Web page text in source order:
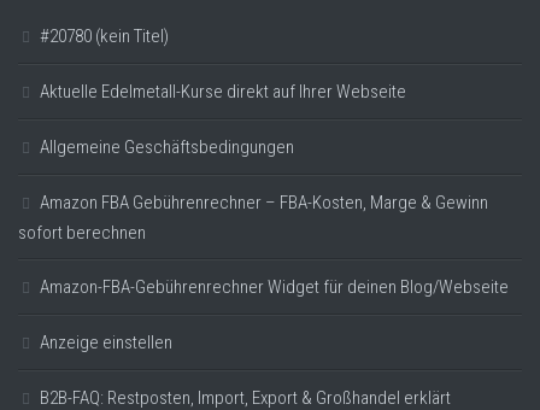
#20780 (kein Titel)
Aktuelle Edelmetall-Kurse direkt auf Ihrer Webseite
Allgemeine Geschäftsbedingungen
Amazon FBA Gebührenrechner – FBA-Kosten, Marge & Gewinn
sofort berechnen
Amazon-FBA-Gebührenrechner Widget für deinen Blog/Webseite
Anzeige einstellen
B2B-FAQ: Restposten, Import, Export & Großhandel erklärt